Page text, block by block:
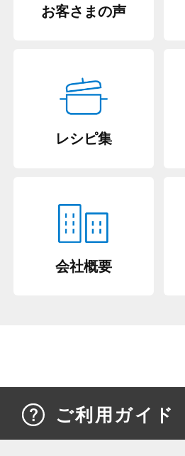
お客さまの声
レシピ集
会社概要
ご利用ガイド